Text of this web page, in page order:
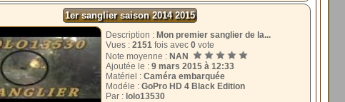
1er sanglier saison 2014 2015
Description : Mon premier sanglier de la...
Vues : 2151 fois avec 0 vote
Note moyenne : NAN
Ajoutée le : 9 mars 2015 à 12:33
Matériel : Caméra embarquée
Modéle : GoPro HD 4 Black Edition
Par : lolo13530